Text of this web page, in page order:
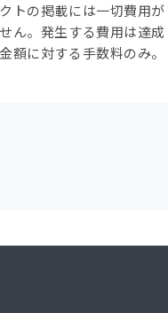
トの掲載には一切費用が
ん。発生する費用は達成
額に対する手数料のみ。